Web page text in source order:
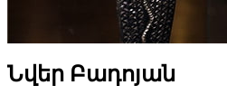
Նվեր Բադոյան